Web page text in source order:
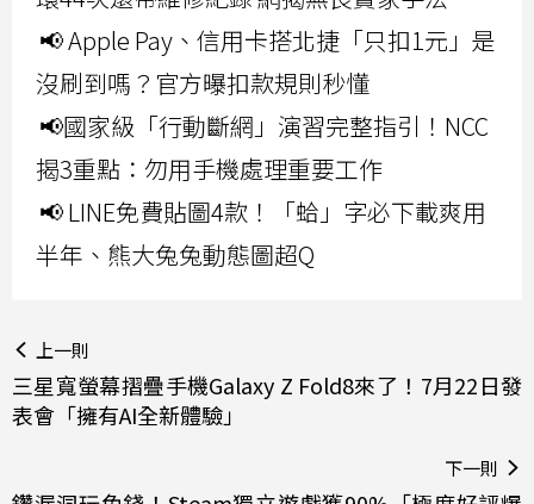
📢 Apple Pay、信用卡搭北捷「只扣1元」是
沒刷到嗎？官方曝扣款規則秒懂
📢國家級「行動斷網」演習完整指引！NCC
揭3重點：勿用手機處理重要工作
📢 LINE免費貼圖4款！「蛤」字必下載爽用
半年、熊大兔兔動態圖超Q
上一則
三星寬螢幕摺疊手機Galaxy Z Fold8來了！7月22日發
表會「擁有AI全新體驗」
下一則